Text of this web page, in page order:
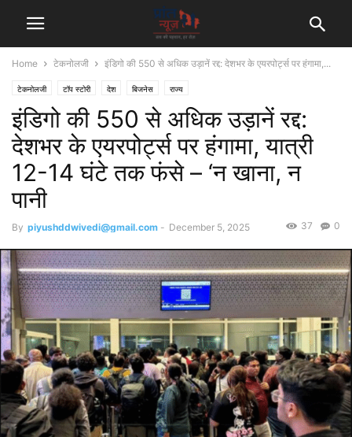
Home टेकनोलजी इंडिगो की 550 से अधिक उड़ानें रद्द: देशभर के एयरपोर्ट्स पर हंगामा,...
टेकनोलजी टॉप स्टोरी देश बिजनेस राज्य
इंडिगो की 550 से अधिक उड़ानें रद्द:
देशभर के एयरपोर्ट्स पर हंगामा, यात्री
12-14 घंटे तक फंसे – ‘न खाना, न
पानी
By piyushddwivedi@gmail.com - December 5, 2025 0
37